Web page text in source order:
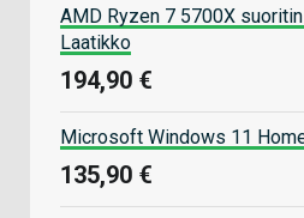
AMD Ryzen 7 5700X
Laatikko
194,90 €
Microsoft Windows 11
135,90 €